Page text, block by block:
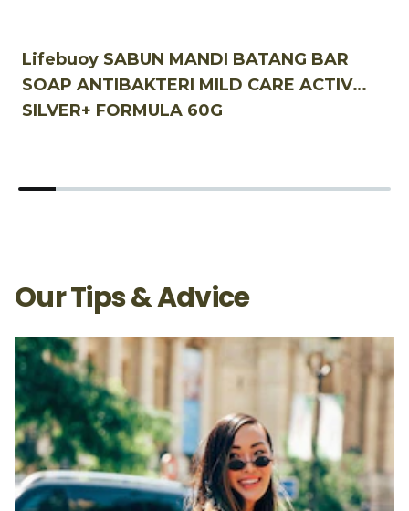
Lifebuoy SABUN MANDI BATANG BAR
SOAP ANTIBAKTERI MILD CARE ACTIV
SILVER+ FORMULA 60G
Our Tips & Advice